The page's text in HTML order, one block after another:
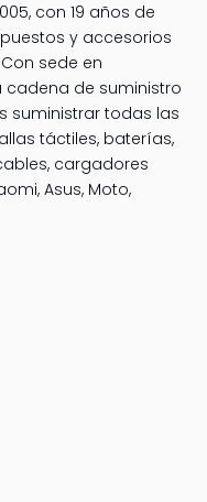
con 19 años de
y accesorios
sede en
cadena de suministro
suministrar todas las
táctiles, baterías,
cargadores
Asus, Moto,